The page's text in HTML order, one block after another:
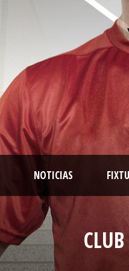
NOTICIAS